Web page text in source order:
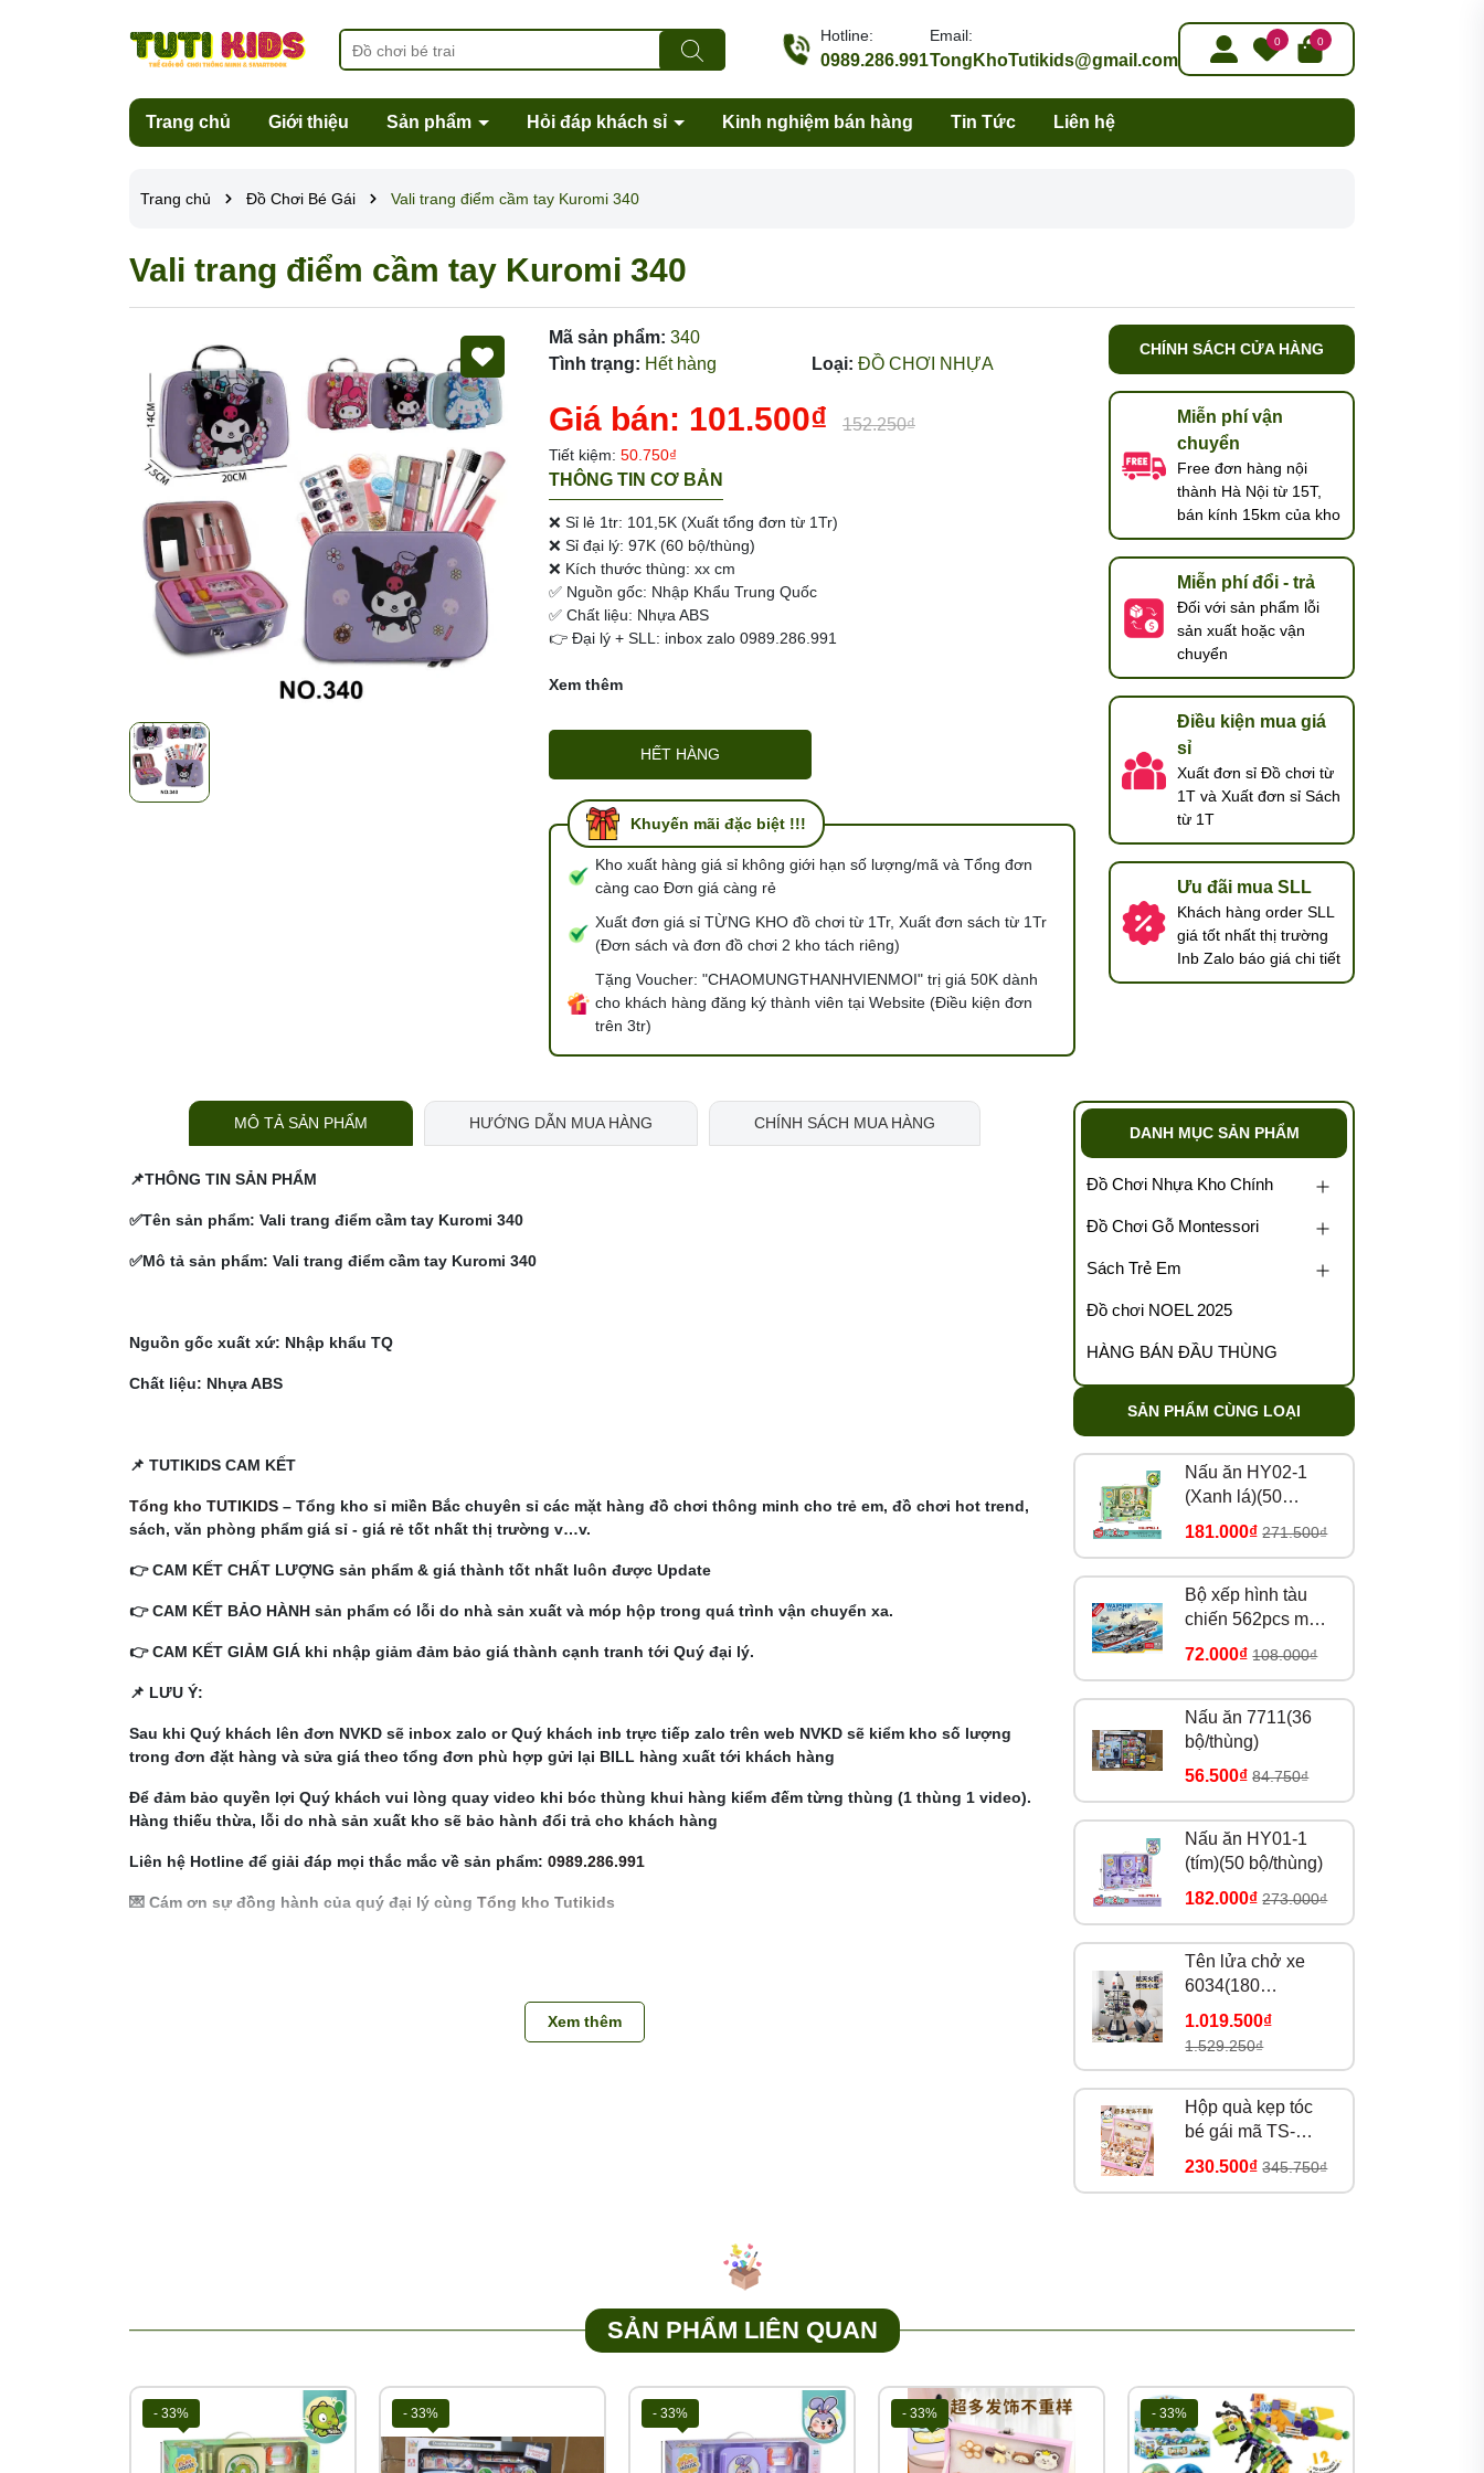
Hotline:
0989.286.991
Email:
TongKhoTutikids@gmail.com
0 0
Trang chủ Giới thiệu Sản phẩm Hỏi đáp khách sỉ Kinh nghiệm bán hàng Tin Tức Liên hệ
Trang chủ Đồ Chơi Bé Gái Vali trang điểm cầm tay Kuromi 340
Vali trang điểm cầm tay Kuromi 340
Mã sản phẩm: 340
Tình trạng: Hết hàng Loại: ĐỒ CHƠI NHỰA
Giá bán: 101.500₫ 152.250₫
Tiết kiệm: 50.750₫
THÔNG TIN CƠ BẢN
❌ Sỉ lẻ 1tr: 101,5K (Xuất tổng đơn từ 1Tr)
❌ Sỉ đại lý: 97K (60 bộ/thùng)
❌ Kích thước thùng: xx cm
✅ Nguồn gốc: Nhập Khẩu Trung Quốc
✅ Chất liệu: Nhựa ABS
👉 Đại lý + SLL: inbox zalo 0989.286.991
Xem thêm
HẾT HÀNG
Khuyến mãi đặc biệt !!!
Kho xuất hàng giá sỉ không giới hạn số lượng/mã và Tổng đơn
càng cao Đơn giá càng rẻ
Xuất đơn giá sỉ TỪNG KHO đồ chơi từ 1Tr, Xuất đơn sách từ 1Tr
(Đơn sách và đơn đồ chơi 2 kho tách riêng)
Tặng Voucher: "CHAOMUNGTHANHVIENMOI" trị giá 50K dành
cho khách hàng đăng ký thành viên tại Website (Điều kiện đơn
trên 3tr)
Mã giảm giá:
Ngày hết hạn:
Điều kiện:
CHÍNH SÁCH CỬA HÀNG
Miễn phí vận
chuyển
Free đơn hàng nội
thành Hà Nội từ 15T,
bán kính 15km của kho
Miễn phí đổi - trả
Đối với sản phẩm lỗi
sản xuất hoặc vận
chuyển
Điều kiện mua giá
sỉ
Xuất đơn sỉ Đồ chơi từ
1T và Xuất đơn sỉ Sách
từ 1T
Ưu đãi mua SLL
Khách hàng order SLL
giá tốt nhất thị trường
Inb Zalo báo giá chi tiết
MÔ TẢ SẢN PHẨM HƯỚNG DẪN MUA HÀNG CHÍNH SÁCH MUA HÀNG
📌THÔNG TIN SẢN PHẨM
✅Tên sản phẩm: Vali trang điểm cầm tay Kuromi 340
✅Mô tả sản phẩm: Vali trang điểm cầm tay Kuromi 340
Nguồn gốc xuất xứ: Nhập khẩu TQ
Chất liệu: Nhựa ABS
📌 TUTIKIDS CAM KẾT
Tổng kho TUTIKIDS – Tổng kho sỉ miền Bắc chuyên sỉ các mặt hàng đồ chơi thông minh cho trẻ em, đồ chơi hot trend,
sách, văn phòng phẩm giá sỉ - giá rẻ tốt nhất thị trường v…v.
👉 CAM KẾT CHẤT LƯỢNG sản phẩm & giá thành tốt nhất luôn được Update
👉 CAM KẾT BẢO HÀNH sản phẩm có lỗi do nhà sản xuất và móp hộp trong quá trình vận chuyển xa.
👉 CAM KẾT GIẢM GIÁ khi nhập giảm đảm bảo giá thành cạnh tranh tới Quý đại lý.
📌 LƯU Ý:
Sau khi Quý khách lên đơn NVKD sẽ inbox zalo or Quý khách inb trực tiếp zalo trên web NVKD sẽ kiểm kho số lượng
trong đơn đặt hàng và sửa giá theo tổng đơn phù hợp gửi lại BILL hàng xuất tới khách hàng
Để đảm bảo quyền lợi Quý khách vui lòng quay video khi bóc thùng khui hàng kiểm đếm từng thùng (1 thùng 1 video).
Hàng thiếu thừa, lỗi do nhà sản xuất kho sẽ bảo hành đổi trả cho khách hàng
Liên hệ Hotline để giải đáp mọi thắc mắc về sản phẩm: 0989.286.991
💌 Cám ơn sự đồng hành của quý đại lý cùng Tổng kho Tutikids
Xem thêm
DANH MỤC SẢN PHẨM
Đồ Chơi Nhựa Kho Chính
Đồ Chơi Gỗ Montessori
Sách Trẻ Em
Đồ chơi NOEL 2025
HÀNG BÁN ĐẦU THÙNG
SẢN PHẨM CÙNG LOẠI
Nấu ăn HY02-1
(Xanh lá)(50
bộ/thùng)
181.000₫ 271.500₫
Bộ xếp hình tàu
chiến 562pcs mã
8979
72.000₫ 108.000₫
Nấu ăn 7711(36
bộ/thùng)
56.500₫ 84.750₫
Nấu ăn HY01-1
(tím)(50 bộ/thùng)
182.000₫ 273.000₫
Tên lửa chở xe
6034(180
bộ/thùng)
1.019.500₫
1.529.250₫
Hộp quà kẹp tóc
bé gái mã TS-
39A(25 bộ/thùng)
230.500₫ 345.750₫
SẢN PHẨM LIÊN QUAN
- 33% - 33% - 33% - 33% - 33%